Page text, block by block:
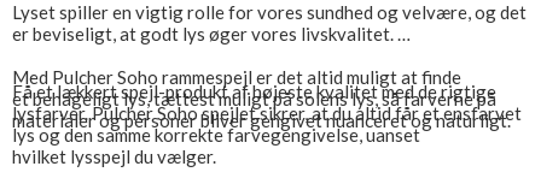
Lyset spiller en vigtig rolle for vores sundhed og velvære, og det
er beviseligt, at godt lys øger vores livskvalitet.
Med Pulcher Soho rammespejl er det altid muligt at finde
et behageligt lys, tættest muligt på solens lys, så farverne på
materialer og personer bliver gengivet nuanceret og naturligt.
Få et lækkert spejl-produkt af højeste kvalitet med de rigtige
lysfarver. Pulcher Soho spejlet sikrer, at du altid får et ensfarvet
lys og den samme korrekte farvegengivelse, uanset
hvilket lysspejl du vælger.